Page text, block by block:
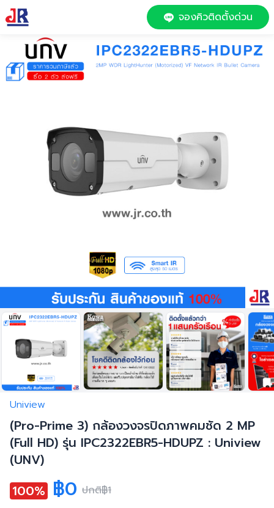
จองคิวติดตั้งด่วน
Uniview
(Pro-Prime 3) กล้องวงจรปิดภาพคมชัด 2 MP
(Full HD) รุ่น IPC2322EBR5-HDUPZ : Uniview
(UNV)
100% ฿0 ปกติ฿1